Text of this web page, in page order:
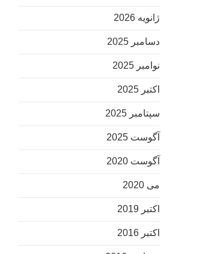
ژانویه 2026
دسامبر 2025
نوامبر 2025
اکتبر 2025
سپتامبر 2025
آگوست 2025
آگوست 2020
می 2020
اکتبر 2019
اکتبر 2016